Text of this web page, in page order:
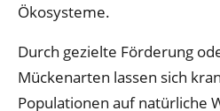
Ökosysteme.
Durch gezielte Förderung
Mückenarten lassen sich
Populationen auf natürliche